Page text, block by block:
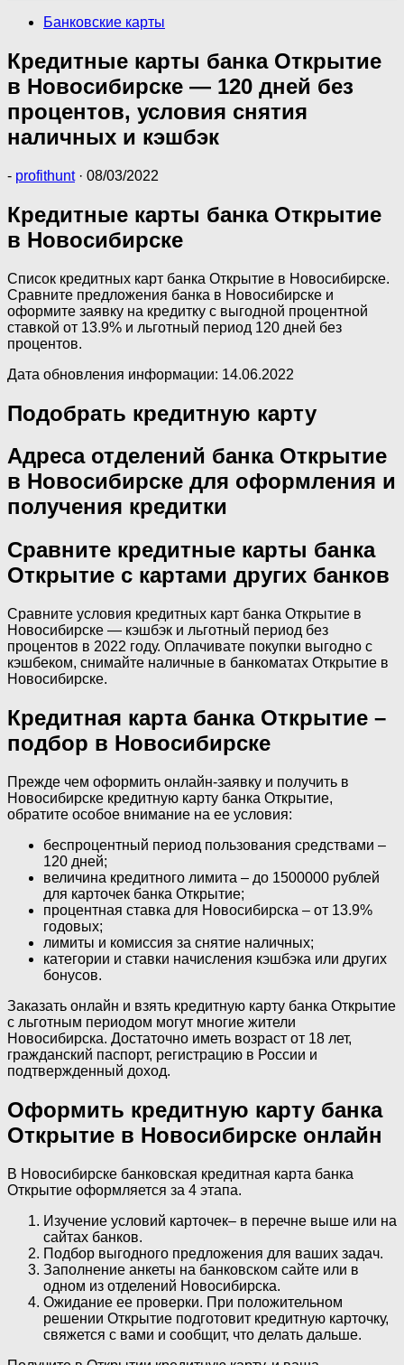
Банковские карты
Кредитные карты банка Открытие
в Новосибирске — 120 дней без
процентов, условия снятия
наличных и кэшбэк
- profithunt · 08/03/2022
Кредитные карты банка Открытие
в Новосибирске
Список кредитных карт банка Открытие в Новосибирске.
Сравните предложения банка в Новосибирске и
оформите заявку на кредитку с выгодной процентной
ставкой от 13.9% и льготный период 120 дней без
процентов.
Дата обновления информации: 14.06.2022
Подобрать кредитную карту
Адреса отделений банка Открытие
в Новосибирске для оформления и
получения кредитки
Сравните кредитные карты банка
Открытие с картами других банков
Сравните условия кредитных карт банка Открытие в
Новосибирске — кэшбэк и льготный период без
процентов в 2022 году. Оплачивате покупки выгодно с
кэшбеком, снимайте наличные в банкоматах Открытие в
Новосибирске.
Кредитная карта банка Открытие –
подбор в Новосибирске
Прежде чем оформить онлайн-заявку и получить в
Новосибирске кредитную карту банка Открытие,
обратите особое внимание на ее условия:
беспроцентный период пользования средствами –
120 дней;
величина кредитного лимита – до 1500000 рублей
для карточек банка Открытие;
процентная ставка для Новосибирска – от 13.9%
годовых;
лимиты и комиссия за снятие наличных;
категории и ставки начисления кэшбэка или других
бонусов.
Заказать онлайн и взять кредитную карту банка Открытие
с льготным периодом могут многие жители
Новосибирска. Достаточно иметь возраст от 18 лет,
гражданский паспорт, регистрацию в России и
подтвержденный доход.
Оформить кредитную карту банка
Открытие в Новосибирске онлайн
В Новосибирске банковская кредитная карта банка
Открытие оформляется за 4 этапа.
Изучение условий карточек– в перечне выше или на
сайтах банков.
Подбор выгодного предложения для ваших задач.
Заполнение анкеты на банковском сайте или в
одном из отделений Новосибирска.
Ожидание ее проверки. При положительном
решении Открытие подготовит кредитную карточку,
свяжется с вами и сообщит, что делать дальше.